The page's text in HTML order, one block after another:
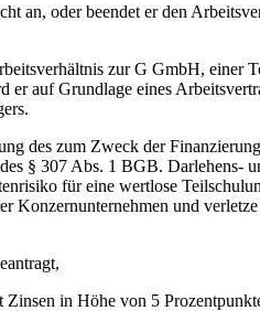
oder beendet er den
zur G GmbH, einer
auf Grundlage eines
des zum Zweck der
§ 307 Abs. 1 BGB.
für eine wertlose
Konzernunternehmen und
in Höhe von 5